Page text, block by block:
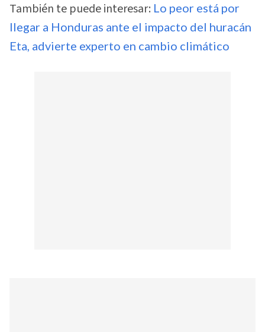
También te puede interesar: Lo peor está por
llegar a Honduras ante el impacto del huracán
Eta, advierte experto en cambio climático